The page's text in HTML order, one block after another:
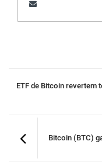
ETF de Bitcoin revertem
Bitcoin (BTC)